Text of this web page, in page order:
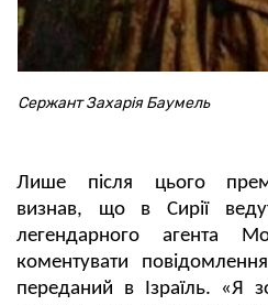
Сержант Захарія Баумель
Лише після цього
визнав, що в Сирії
легендарного агента
коментувати
переданий в Ізраїль. «Я